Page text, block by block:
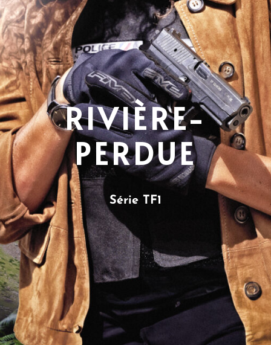
RIVIÈRE-
PERDUE
Série TF1